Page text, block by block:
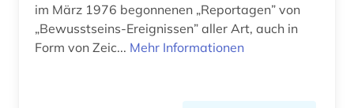
im März 1976 begonnenen „Reportagen” von
„Bewusstseins-Ereignissen” aller Art, auch in
Form von Zeic... Mehr Informationen